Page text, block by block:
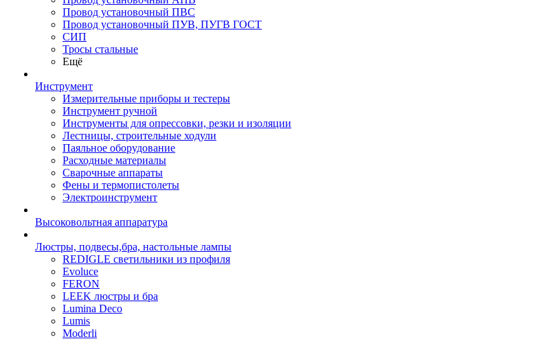
Провод установочный ПВС
Провод установочный ПУВ, ПУГВ ГОСТ
СИП
Тросы стальные
Ещё
Инструмент
Измерительные приборы и тестеры
Инструмент ручной
Инструменты для опрессовки, резки и изоляции
Лестницы, строительные ходули
Паяльное оборудование
Расходные материалы
Сварочные аппараты
Фены и термопистолеты
Электроинструмент
Высоковольтная аппаратура
Люстры, подвесы,бра, настольные лампы
REDIGLE светильники из профиля
Evoluce
FERON
LEEK люстры и бра
Lumina Deco
Lumis
Moderli